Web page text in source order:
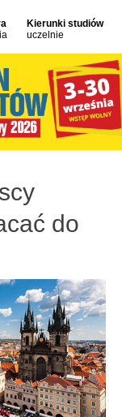
Kierunki studiów
uczelnie
do